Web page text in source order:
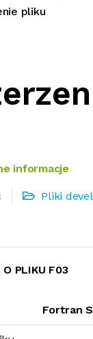
pliku
informacje
Pliki
O PLIKU F03
Fortran